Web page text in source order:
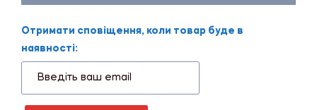
Отримати сповіщення, коли товар буде в
наявності: